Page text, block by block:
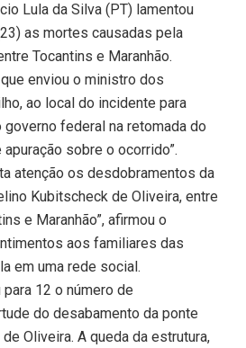
Lula da Silva (PT) lamentou
as mortes causadas pela
Tocantins e Maranhão.
enviou o ministro dos
ao local do incidente para
governo federal na retomada do
sobre o ocorrido”.
atenção os desdobramentos da
Kubitscheck de Oliveira, entre
e Maranhão”, afirmou o
aos familiares das
em uma rede social.
12 o número de
do desabamento da ponte
Oliveira. A queda da estrutura,